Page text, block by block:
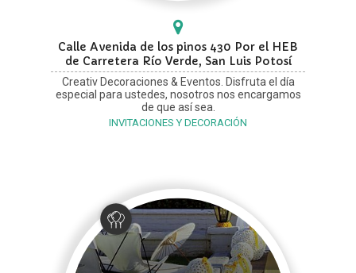
Calle Avenida de los pinos 430 Por el HEB
de Carretera Río Verde, San Luis Potosí
Creativ Decoraciones & Eventos. Disfruta el día
especial para ustedes, nosotros nos encargamos
de que así sea.
INVITACIONES Y DECORACIÓN